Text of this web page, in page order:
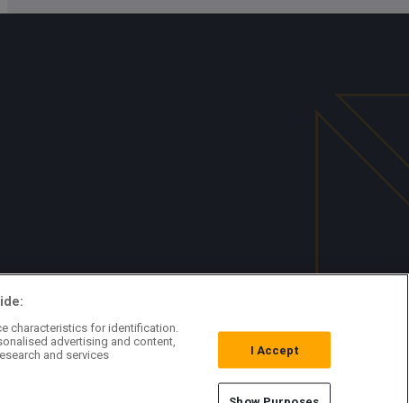
characteristics for identification.
advertising and content,
and services
I Accept